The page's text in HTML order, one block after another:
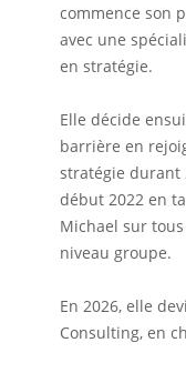
commence son
avec une
en stratégie.
Elle décide
barrière en
stratégie durant
début 2022 en
Michael sur
niveau groupe.
En 2026, elle
Consulting, en